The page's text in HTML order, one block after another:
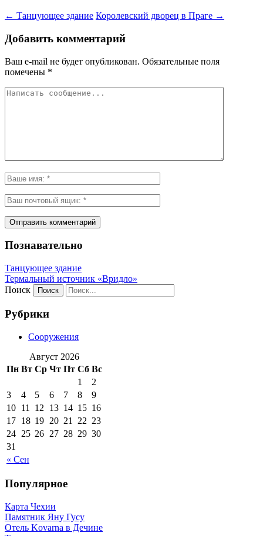
← Танцующее здание Королевский дворец в Праге →
Добавить комментарий
Ваш e-mail не будет опубликован. Обязательные поля
помечены *
Познавательно
Танцующее здание
Термальный источник «Вридло»
Поиск
Рубрики
Сооружения
Август 2026
Пн Вт Ср Чт Пт Сб Вс
« Сен
1
2
3
4 5 6 7 8
9
10 11 12 13 14 15 16
17 18 19 20 21 22 23
24 25 26 27 28 29 30
31
Популярное
Карта Чехии
Памятник Яну Гусу
Отель Kovarna в Дечине